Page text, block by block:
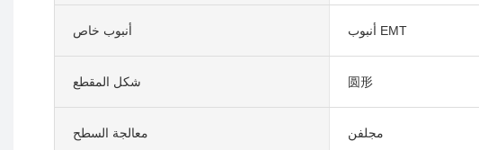
أنبوب خاص أنبوب EMT
شكل المقطع 圆形
معالجة السطح مجلفن